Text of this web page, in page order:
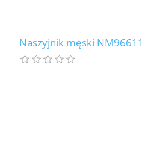
Naszyjnik męski NM96611